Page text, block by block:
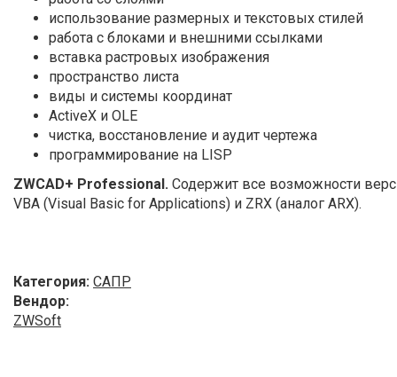
использование размерных и текстовых стилей
работа с блоками и внешними ссылками
вставка растровых изображения
пространство листа
виды и системы координат
ActiveX и OLE
чистка, восстановление и аудит чертежа
программирование на LISP
ZWCAD+ Professional. Содержит все возможности
VBA (Visual Basic for Applications) и ZRX (аналог ARX).
Категория: САПР
Вендор:
ZWSoft